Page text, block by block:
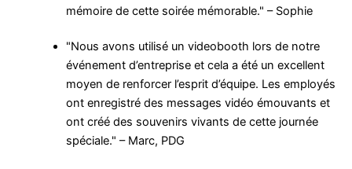
mémoire de cette soirée mémorable." – Sophie
"Nous avons utilisé un videobooth lors de notre
événement d’entreprise et cela a été un excellent
moyen de renforcer l’esprit d’équipe. Les employés
ont enregistré des messages vidéo émouvants et
ont créé des souvenirs vivants de cette journée
spéciale." – Marc, PDG